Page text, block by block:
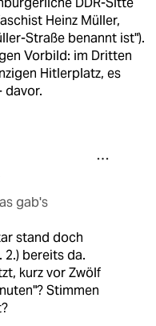
Heinz Müller,
Straße benannt ist").
Vorbild: im Dritten
Hitlerplatz, es
davor.
gab's
stand doch
2.) bereits da.
kurz vor Zwölf
Stimmen